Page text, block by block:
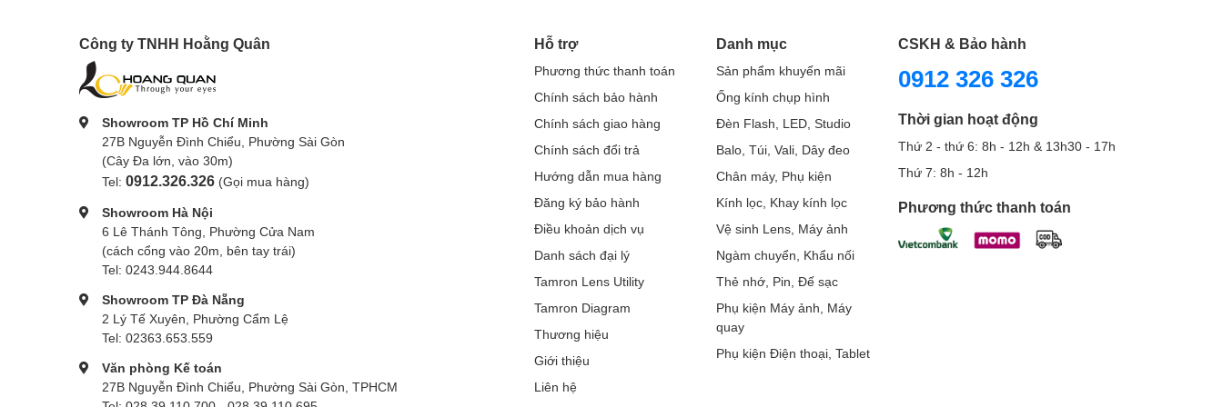
Công ty TNHH Hoằng Quân
Showroom TP Hồ Chí Minh
27B Nguyễn Đình Chiểu, Phường Sài Gòn
(Cây Đa lớn, vào 30m)
Tel: 0912.326.326 (Gọi mua hàng)
Showroom Hà Nội
6 Lê Thánh Tông, Phường Cửa Nam
(cách cổng vào 20m, bên tay trái)
Tel: 0243.944.8644
Showroom TP Đà Nẵng
2 Lý Tế Xuyên, Phường Cẩm Lệ
Tel: 02363.653.559
Văn phòng Kế toán
27B Nguyễn Đình Chiểu, Phường Sài Gòn, TPHCM
Hỗ trợ
Phương thức thanh toán
Chính sách bảo hành
Chính sách giao hàng
Chính sách đổi trả
Hướng dẫn mua hàng
Đăng ký bảo hành
Điều khoản dịch vụ
Danh sách đại lý
Tamron Lens Utility
Tamron Diagram
Thương hiệu
Giới thiệu
Liên hệ
Danh mục
Sản phẩm khuyến mãi
Ống kính chụp hình
Đèn Flash, LED, Studio
Balo, Túi, Vali, Dây đeo
Chân máy, Phụ kiện
Kính lọc, Khay kính lọc
Vệ sinh Lens, Máy ảnh
Ngàm chuyển, Khẩu nối
Thẻ nhớ, Pin, Đế sạc
Phụ kiện Máy ảnh, Máy
quay
Phụ kiện Điện thoại, Tablet
CSKH & Bảo hành
0912 326 326
Thời gian hoạt động
Thứ 2 - thứ 6: 8h - 12h & 13h30 - 17h
Thứ 7: 8h - 12h
Phương thức thanh toán